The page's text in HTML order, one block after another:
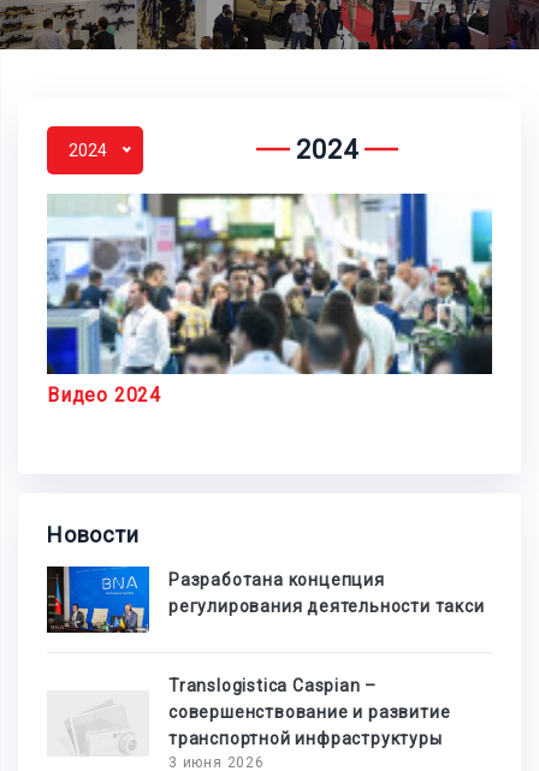
2024 2024
Видео 2024
Новости
Разработана концепция
регулирования деятельности такси
Translogistica Caspian –
совершенствование и развитие
транспортной инфраструктуры
3 июня 2026